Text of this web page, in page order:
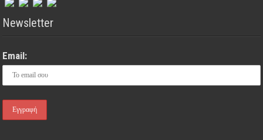
Newsletter
Email: